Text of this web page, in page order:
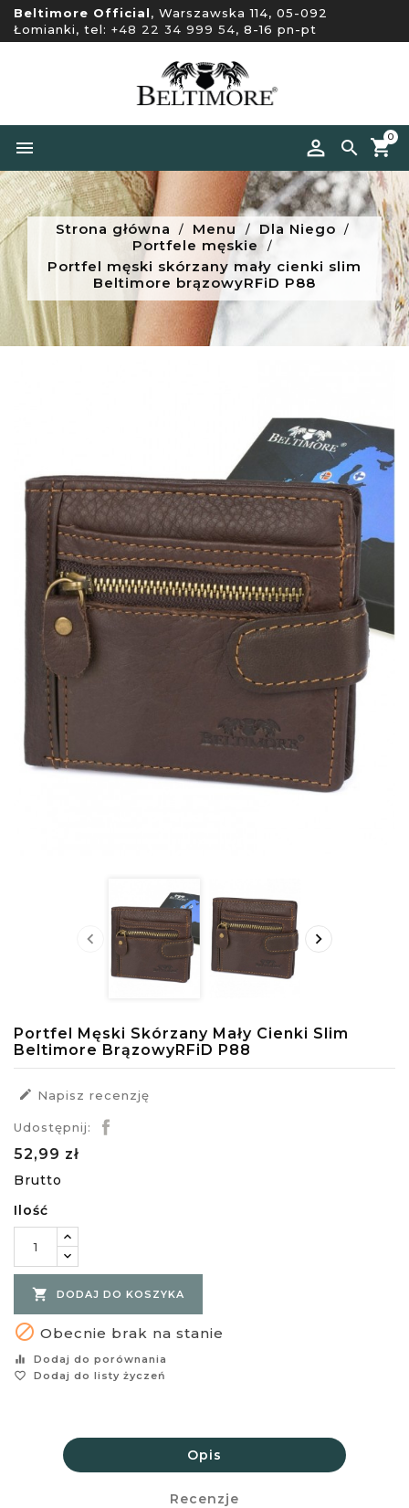
Beltimore Official, Warszawska 114, 05-092
Łomianki, tel: +48 22 34 999 54, 8-16 pn-pt


0
Strona główna Menu
Dla Niego
Portfele męskie
Portfel męski skórzany mały cienki slim
Beltimore brązowyRFiD P88
 
Portfel Męski Skórzany Mały Cienki Slim
Beltimore BrązowyRFiD P88
 Napisz recenzję
Udostępnij:
52,99 zł
Brutto
Ilość
 DODAJ DO KOSZYKA
 Obecnie brak na stanie
equalizer
Dodaj do porównania
favorite_border
Dodaj do listy życzeń
Opis
Recenzje